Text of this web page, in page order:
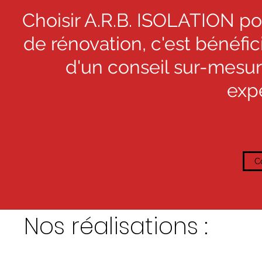
Choisir A.R.B. ISOLATION
de rénovation, c'est
d'un conseil sur-
Nos réalisations :